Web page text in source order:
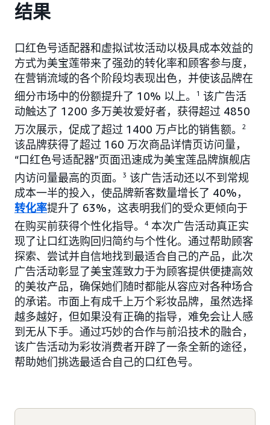
结果
口红色号适配器和虚拟试妆活动以极具成本效益的
方式为美宝莲带来了强劲的转化率和顾客参与度，
在营销流域的各个阶段均表现出色，并使该品牌在
细分市场中的份额提升了 10% 以上。
1 该广告活
动触达了 1200 多万美妆爱好者，获得超过 4850
万次展示，促成了超过 1400 万卢比的销售额。
2
该品牌获得了超过 160 万次商品详情页访问量，
“口红色号适配器”页面迅速成为美宝莲品牌旗舰店
内访问量最高的页面。
3 该广告活动还以不到常规
成本一半的投入，使品牌新客数量增长了 40%，
转化率提升了 63%，这表明我们的受众更倾向于
在购买前获得个性化指导。
4 本次广告活动真正实
现了让口红选购回归简约与个性化。通过帮助顾客
探索、尝试并自信地找到最适合自己的产品，此次
广告活动彰显了美宝莲致力于为顾客提供便捷高效
的美妆产品，确保她们随时都能从容应对各种场合
的承诺。市面上有成千上万个彩妆品牌，虽然选择
越多越好，但如果没有正确的指导，难免会让人感
到无从下手。通过巧妙的合作与前沿技术的融合，
该广告活动为彩妆消费者开辟了一条全新的途径，
帮助她们挑选最适合自己的口红色号。